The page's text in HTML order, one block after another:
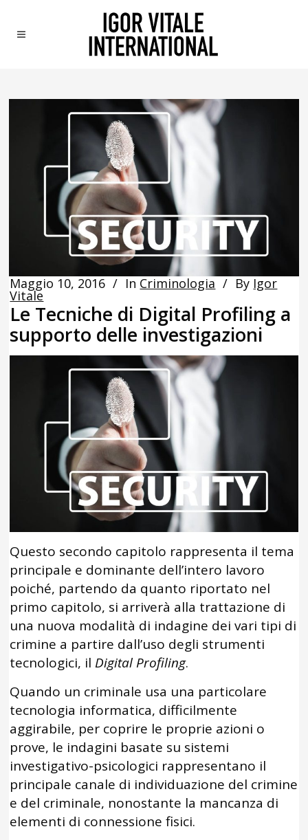
Maggio 10, 2016 In Criminologia By Igor
Vitale
Le Tecniche di Digital Profiling a
supporto delle investigazioni
Questo secondo capitolo rappresenta il tema
principale e dominante dell’intero lavoro
poiché, partendo da quanto riportato nel
primo capitolo, si arriverà alla trattazione di
una nuova modalità di indagine dei vari tipi di
crimine a partire dall’uso degli strumenti
tecnologici, il Digital Profiling.
Quando un criminale usa una particolare
tecnologia informatica, difficilmente
aggirabile, per coprire le proprie azioni o
prove, le indagini basate su sistemi
investigativo-psicologici rappresentano il
principale canale di individuazione del crimine
e del criminale, nonostante la mancanza di
elementi di connessione fisici.